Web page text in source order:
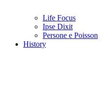
Life Focus
Ipse Dixit
Persone e Poisson
History